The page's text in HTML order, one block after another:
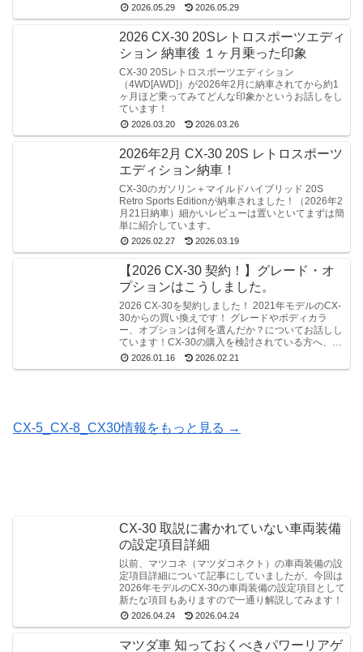
います！
2026.05.29 2026.05.29
2026 CX-30 20Sレトロスポーツエディ
ション 納車後 １ヶ月乗った印象
CX-30 20Sレトロスポーツエディション
（4WD[AWD]）が2026年2月に納車されてから約1
ヶ月ほど乗ってみてどんな印象かというお話しをし
ています！
2026.03.20 2026.03.26
2026年2月 CX-30 20S レトロスポーツ
エディション納車！
CX-30のガソリン＋マイルドハイブリッド 20S
Retro Sports Editionが納車されました！（2026年2
月21日納車）細かいレビューは置いといてまずは簡
単に紹介しています。
2026.02.27 2026.03.19
【2026 CX-30 契約！】グレード・オ
プションはこうしました。
2026 CX-30を契約しました！ 2021年モデルのCX-
30からの買い換えです！ グレードやボディカラ
ー、オプションは何を選んだか？についてお話しし
ています！CX-30の購入を検討されている方へ、少
しでも参考になればと思います。
2026.01.16 2026.02.21
CX-5_CX-8_CX30情報をもっと見る →
CX-30 取説に書かれていない車両装備
の設定項目詳細
以前、マツコネ（マツダコネクト）の車両装備の設
定項目詳細について記事にしていましたが、今回は
2026年モデルのCX-30の車両装備の設定項目として
新たな項目もありますので一通り解説してみます！
2026.04.24 2026.04.24
マツダ車 知っておくべきパワーリアゲ